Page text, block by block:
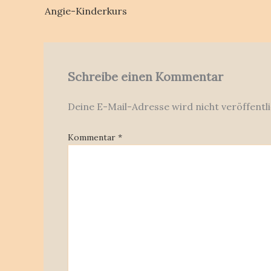
Angie-Kinderkurs
Schreibe einen Kommentar
Deine E-Mail-Adresse wird nicht
Kommentar *